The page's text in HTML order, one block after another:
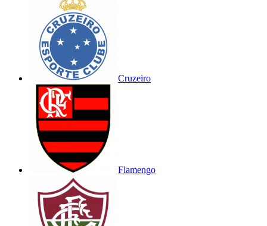
Cruzeiro
Flamengo